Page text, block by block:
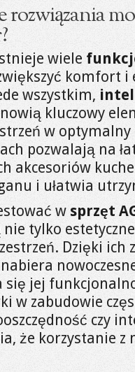
wiele
komfort i
wszystkim,
kluczowy
w
pozwalają na
akcesoriów
i ułatwia
w sprzęt
tylko
Dzięki
się jej
w zabudowie
czy
że korzystanie